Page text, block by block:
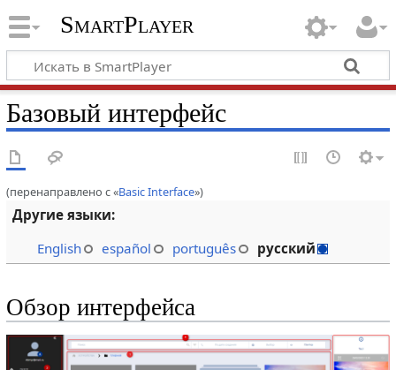
SmartPlayer
Базовый интерфейс
(перенаправлено с «Basic Interface»)
Другие языки:
English
español português русский
Обзор интерфейса